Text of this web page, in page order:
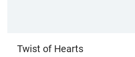
Twist of Hearts